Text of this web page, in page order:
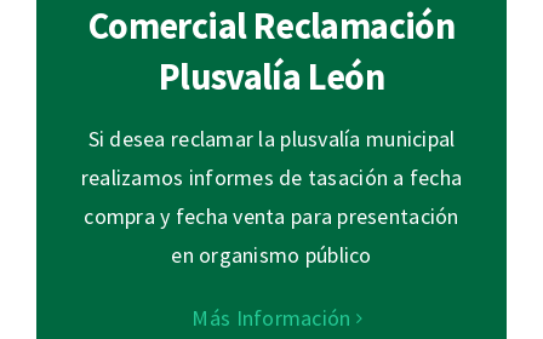
Comercial Reclamación
Plusvalía León
Si desea reclamar la plusvalía municipal
realizamos informes de tasación a fecha
compra y fecha venta para presentación
en organismo público
Más Información